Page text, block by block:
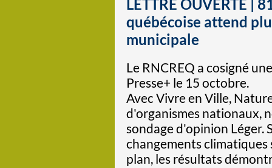
LETTRE OUVERTE |
québécoise attend
municipale
Le RNCREQ a cosigné
Presse+ le 15 octobre.
Avec Vivre en Ville,
d'organismes nationaux,
sondage d'opinion Léger.
changements climatiques
plan, les résultats